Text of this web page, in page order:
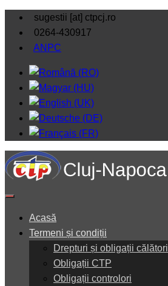
sugestii [at] ctpcj.ro
0264-430917
ANPC
Acasă
Termeni și condiții
Drepturi și obligații călători
Obligații CTP
Obligații controlori